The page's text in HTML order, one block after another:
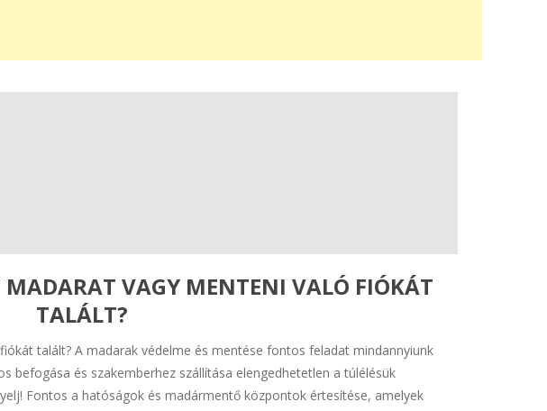
VAGY MENTENI VALÓ FIÓKÁT
TALÁLT?
talált? A madarak védelme és mentése fontos feladat mindannyiunk
befogása és szakemberhez szállítása elengedhetetlen a túlélésük
Fontos a hatóságok és madármentő központok értesítése, amelyek